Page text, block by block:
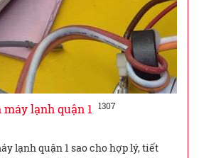
lạnh quận 1 1307
lạnh quận 1 sao cho hợp lý, tiết